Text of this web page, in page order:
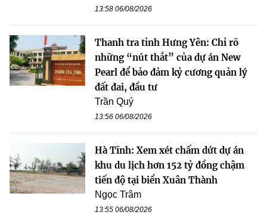
13:58 06/08/2026
Thanh tra tỉnh Hưng Yên: Chỉ rõ
những “nút thắt” của dự án New
Pearl để bảo đảm kỷ cương quản lý
đất đai, đầu tư
Trần Quý
13:56 06/08/2026
Hà Tĩnh: Xem xét chấm dứt dự án
khu du lịch hơn 152 tỷ đồng chậm
tiến độ tại biển Xuân Thành
Ngọc Trâm
13:55 06/08/2026